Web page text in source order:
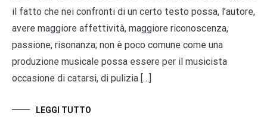
il fatto che nei confronti di un certo testo possa, l’autore,
avere maggiore affettività, maggiore riconoscenza,
passione, risonanza; non è poco comune come una
produzione musicale possa essere per il musicista
occasione di catarsi, di pulizia […]
LEGGI TUTTO